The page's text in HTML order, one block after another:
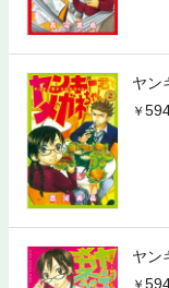
ヤン
ヤン